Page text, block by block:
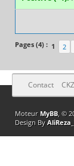
Pages (4) : 1 2
Contact
Moteur MyBB, ©
Design By